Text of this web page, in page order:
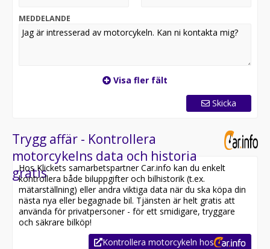
Slå en signal eller kom in så svarar vi på alla frågor ni
har kring fordonen, finansiering, verkstadsjobb eller
inbyten!
MEDDELANDE
Visa fler fält
Skicka
Trygg affär - Kontrollera
motorcykelns data och historia
gratis
Hos Klickets samarbetspartner Car.info kan du enkelt
kontrollera både biluppgifter och bilhistorik (t.ex.
mätarställning) eller andra viktiga data när du ska köpa din
nästa nya eller begagnade bil. Tjänsten är helt gratis att
använda för privatpersoner - för ett smidigare, tryggare
och säkrare bilköp!
Kontrollera motorcykeln hos